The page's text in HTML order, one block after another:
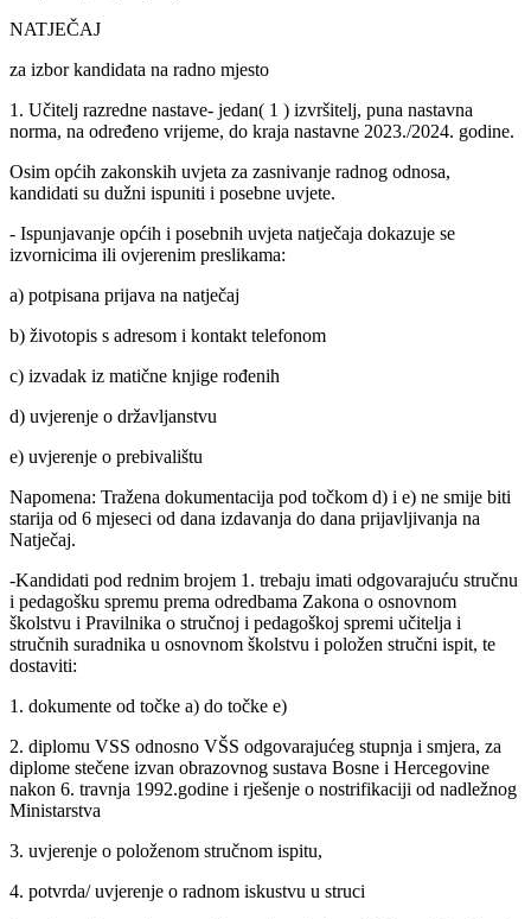
NATJEČAJ
za izbor kandidata na radno mjesto
1. Učitelj razredne nastave- jedan( 1 ) izvršitelj, puna nastavna
norma, na određeno vrijeme, do kraja nastavne 2023./2024. godine.
Osim općih zakonskih uvjeta za zasnivanje radnog odnosa,
kandidati su dužni ispuniti i posebne uvjete.
- Ispunjavanje općih i posebnih uvjeta natječaja dokazuje se
izvornicima ili ovjerenim preslikama:
a) potpisana prijava na natječaj
b) životopis s adresom i kontakt telefonom
c) izvadak iz matične knjige rođenih
d) uvjerenje o državljanstvu
e) uvjerenje o prebivalištu
Napomena: Tražena dokumentacija pod točkom d) i e) ne smije biti
starija od 6 mjeseci od dana izdavanja do dana prijavljivanja na
Natječaj.
-Kandidati pod rednim brojem 1. trebaju imati odgovarajuću stručnu
i pedagošku spremu prema odredbama Zakona o osnovnom
školstvu i Pravilnika o stručnoj i pedagoškoj spremi učitelja i
stručnih suradnika u osnovnom školstvu i položen stručni ispit, te
dostaviti:
1. dokumente od točke a) do točke e)
2. diplomu VSS odnosno VŠS odgovarajućeg stupnja i smjera, za
diplome stečene izvan obrazovnog sustava Bosne i Hercegovine
nakon 6. travnja 1992.godine i rješenje o nostrifikaciji od nadležnog
Ministarstva
3. uvjerenje o položenom stručnom ispitu,
4. potvrda/ uvjerenje o radnom iskustvu u struci